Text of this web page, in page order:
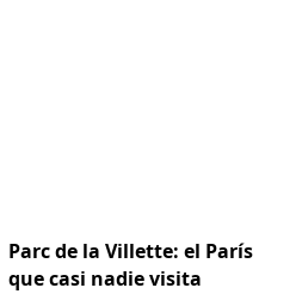
Parc de la Villette: el París
que casi nadie visita